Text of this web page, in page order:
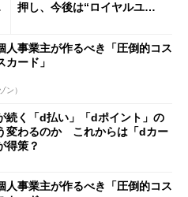
押し、今後は“ロイヤルユー
人事業主が作るべき「圧倒的コス
カード」
ン）
続く「d払い」「dポイント」の
変わるのか これからは「dカー
得策？
人事業主が作るべき「圧倒的コス